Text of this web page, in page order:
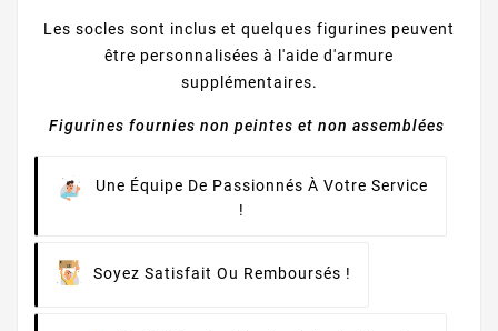
Les socles sont inclus et quelques figurines peuvent
être personnalisées à l'aide d'armure
supplémentaires.
Figurines fournies non peintes et non assemblées
Une Équipe De Passionnés À Votre Service
!
Soyez Satisfait Ou Remboursés !